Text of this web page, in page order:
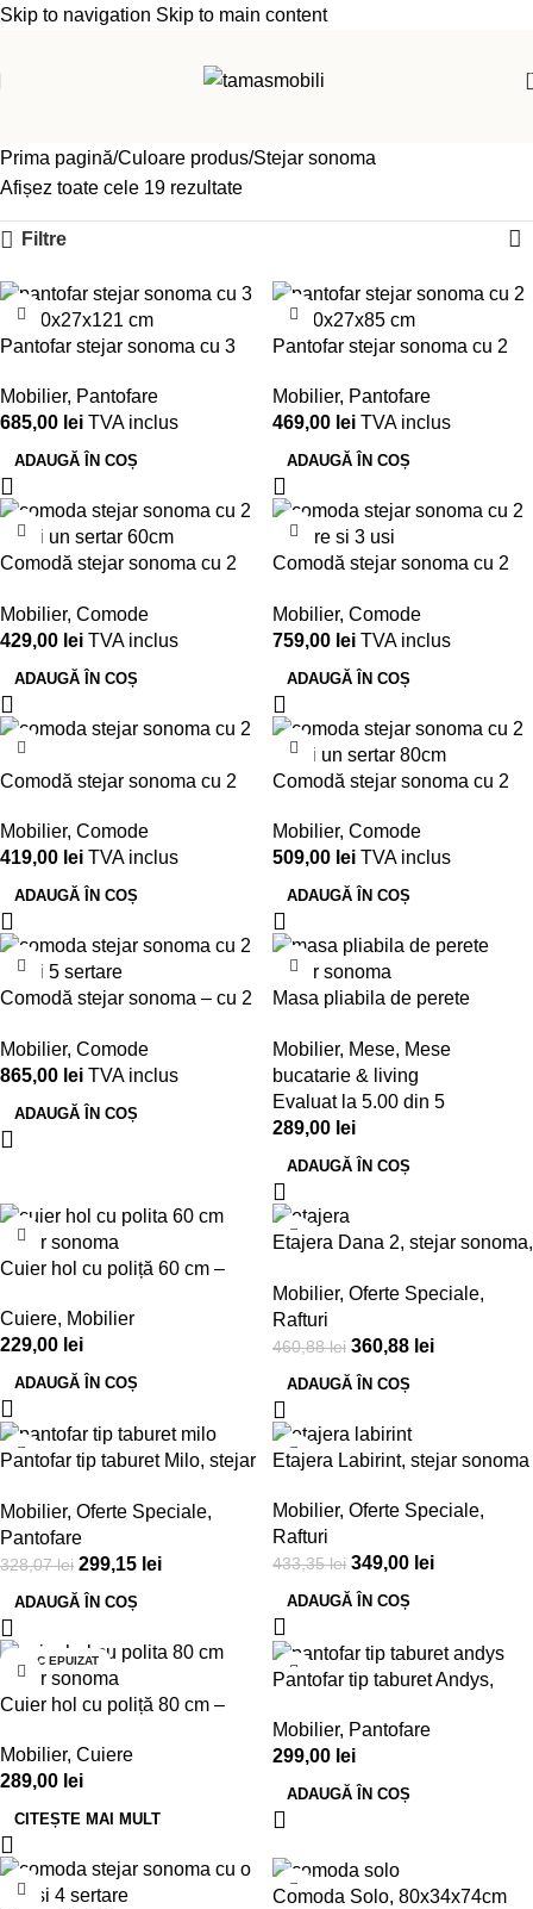
Skip to navigation Skip to main content
Prima pagină Culoare produs Stejar sonoma
Afișez toate cele 19 rezultate
Filtre
Pantofar stejar sonoma cu 3
Mobilier, Pantofare
685,00 lei TVA inclus
ADAUGĂ ÎN COȘ
Pantofar stejar sonoma cu 2
Mobilier, Pantofare
469,00 lei TVA inclus
ADAUGĂ ÎN COȘ
Comodă stejar sonoma cu 2
Mobilier, Comode
429,00 lei TVA inclus
ADAUGĂ ÎN COȘ
Comodă stejar sonoma cu 2
Mobilier, Comode
759,00 lei TVA inclus
ADAUGĂ ÎN COȘ
Comodă stejar sonoma cu 2
Mobilier, Comode
419,00 lei TVA inclus
ADAUGĂ ÎN COȘ
Comodă stejar sonoma cu 2
Mobilier, Comode
509,00 lei TVA inclus
ADAUGĂ ÎN COȘ
Comodă stejar sonoma – cu 2
Mobilier, Comode
865,00 lei TVA inclus
ADAUGĂ ÎN COȘ
Masa pliabila de perete
Mobilier, Mese, Mese
bucatarie & living
Evaluat la 5.00 din 5
289,00 lei
ADAUGĂ ÎN COȘ
Cuier hol cu poliță 60 cm –
Cuiere, Mobilier
229,00 lei
ADAUGĂ ÎN COȘ
-22%
Etajera Dana 2, stejar sonoma,
Mobilier, Oferte Speciale,
Rafturi
460,88lei 360,88 lei
ADAUGĂ ÎN COȘ
Pantofar tip taburet Milo, stejar
Mobilier, Oferte Speciale,
Pantofare
328,07lei 299,15 lei
ADAUGĂ ÎN COȘ
-19%
Etajera Labirint, stejar sonoma
Mobilier, Oferte Speciale,
Rafturi
433,35lei 349,00 lei
ADAUGĂ ÎN COȘ
STOC EPUIZAT
Cuier hol cu poliță 80 cm –
Mobilier, Cuiere
289,00 lei
CITEȘTE MAI MULT
Pantofar tip taburet Andys,
Mobilier, Pantofare
299,00 lei
ADAUGĂ ÎN COȘ
-20%
Comoda Solo, 80x34x74cm